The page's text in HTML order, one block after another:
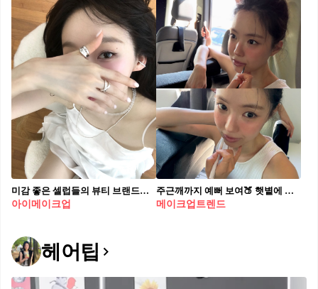
미감 좋은 셀럽들의 뷰티 브랜드💖 평소 미적감각이 좋기로 소문난 셀럽들이 있죠! 그런 셀럽들이 운영하는 뷰티 브랜드라 하면 두 말 할것도 없이 믿고 보게 되는데요. 대표적으로 어떤 브랜드들이 있는지 소개해드릴게요.✨ 1. 강민경 - 포트레 (Portré) 2. 전소미 - 글맆 (GLYF) 3. 시미헤이즈 - 시미헤이즈 뷰티 (SIMIHAZE BEAUTY) 4. 헤일리 비버 - 로드 (rhode)
아이메이크업
주근깨까지 예뻐 보여🍑 햇볕에 살짝 그을린 듯한 썬번 메이크업 하자🪞🩷 여름 하면 빼놓을 수 없는 썬번 메이크업이죠. 콧등과 볼 중앙을 중심으로 붉은 기를 더하고, 주근깨를 찍어주면 생기 있는 메이크업을 완성할 수 있는데요. 투명한 피부 위에 치크와 하이라이터를 얹어주는 것이 포인트입니다. 누드 톤이나 코랄 컬러 립으로 마무리해 여름 분위기 가득한 썬번 메이크업을 완성해보세요.
메이크업트렌드
헤어팁